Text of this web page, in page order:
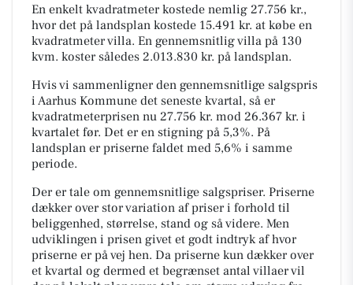
En enkelt kvadratmeter kostede nemlig 27.756 kr.,
hvor det på landsplan kostede 15.491 kr. at købe en
kvadratmeter villa. En gennemsnitlig villa på 130
kvm. koster således 2.013.830 kr. på landsplan.
Hvis vi sammenligner den gennemsnitlige salgspris
i Aarhus Kommune det seneste kvartal, så er
kvadratmeterprisen nu 27.756 kr. mod 26.367 kr. i
kvartalet før. Det er en stigning på 5,3%. På
landsplan er priserne faldet med 5,6% i samme
periode.
Der er tale om gennemsnitlige salgspriser. Priserne
dækker over stor variation af priser i forhold til
beliggenhed, størrelse, stand og så videre. Men
udviklingen i prisen givet et godt indtryk af hvor
priserne er på vej hen. Da priserne kun dækker over
et kvartal og dermed et begrænset antal villaer vil